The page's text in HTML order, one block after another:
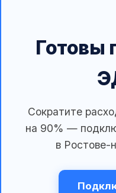
Готовы
Сократите
на 90% —
в Ростове-